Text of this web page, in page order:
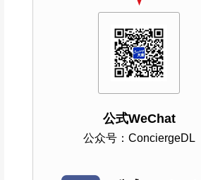
公式WeChat
公众号：ConciergeDL